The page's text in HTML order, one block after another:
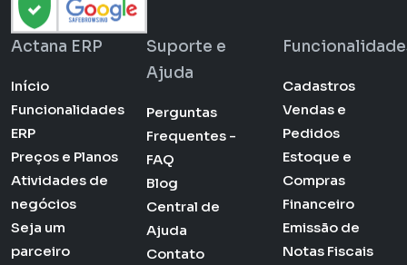
Actana ERP
Início
Funcionalidades
ERP
Preços e Planos
Atividades de
negócios
Seja um
parceiro
Suporte e
Ajuda
Perguntas
Frequentes -
FAQ
Blog
Central de
Ajuda
Contato
Cadastros
Vendas e
Pedidos
Estoque e
Compras
Financeiro
Emissão de
Notas Fiscais